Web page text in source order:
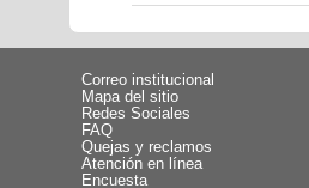
Correo institucional
Mapa del sitio
Redes Sociales
FAQ
Quejas y reclamos
Atención en línea
Encuesta